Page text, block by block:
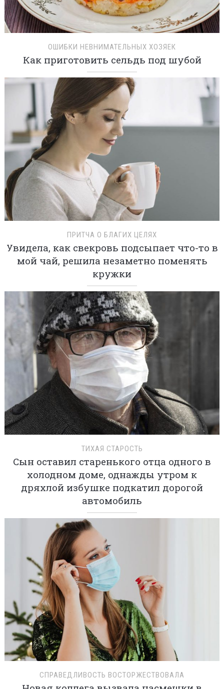
ОШИБКИ НЕВНИМАТЕЛЬНЫХ ХОЗЯЕК
Как приготовить сельдь под шубой
ПРИТЧА О БЛАГИХ ЦЕЛЯХ
Увидела, как свекровь подсыпает что-то в
мой чай, решила незаметно поменять
кружки
ТИХАЯ СТАРОСТЬ
Сын оставил старенького отца одного в
холодном доме, однажды утром к
дряхлой избушке подкатил дорогой
автомобиль
СПРАВЕДЛИВОСТЬ ВОСТОРЖЕСТВОВАЛА